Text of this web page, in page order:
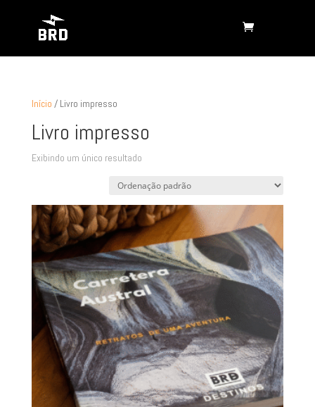
Início / Livro impresso
Livro impresso
Exibindo um único resultado